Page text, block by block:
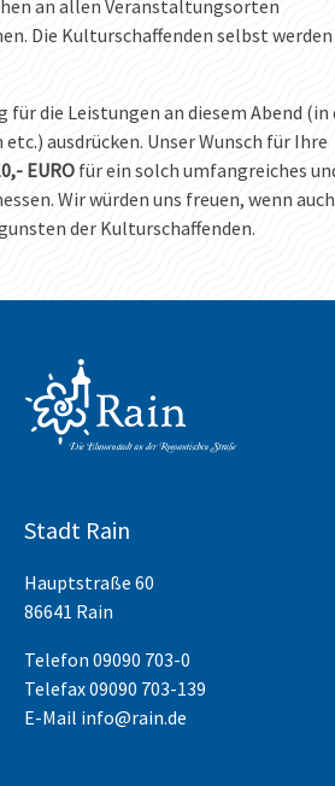
an allen Veranstaltungsorten
Die Kulturschaffenden selbst werden
die Leistungen an diesem Abend (in
ausdrücken. Unser Wunsch für Ihre
EURO für ein solch umfangreiches
Wir würden uns freuen, wenn auch
der Kulturschaffenden.
Stadt Rain
Hauptstraße 60
86641 Rain
Telefon 09090 703-0
Telefax 09090 703-139
E-Mail info@rain.de